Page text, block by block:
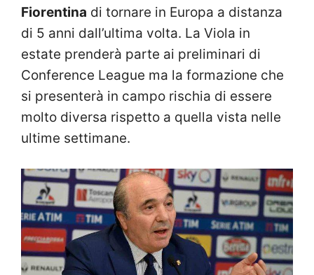
Fiorentina di tornare in Europa a distanza
di 5 anni dall’ultima volta. La Viola in
estate prenderà parte ai preliminari di
Conference League ma la formazione che
si presenterà in campo rischia di essere
molto diversa rispetto a quella vista nelle
ultime settimane.